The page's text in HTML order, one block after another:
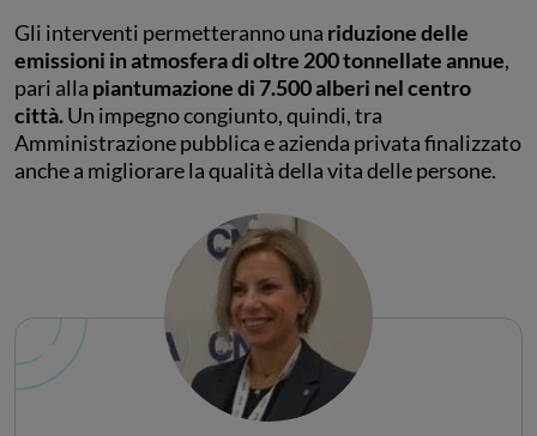
Gli interventi permetteranno una riduzione delle
emissioni in atmosfera di oltre 200 tonnellate annue,
pari alla piantumazione di 7.500 alberi nel centro
città.Un impegno congiunto, quindi, tra
Amministrazione pubblica e azienda privata finalizzato
anche a migliorare la qualità della vita delle persone.